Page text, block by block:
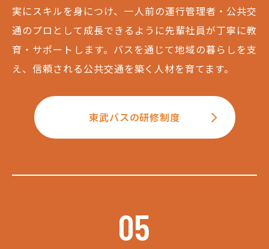
実にスキルを身につけ、一人前の運行管理者・公共交
通のプロとして成長できるように先輩社員が丁寧に教
育・サポートします。バスを通じて地域の暮らしを支
え、信頼される公共交通を築く人材を育てます。
東武バスの研修制度
05